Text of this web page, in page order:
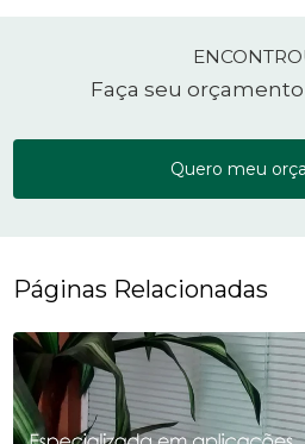
Faça seu
Quero meu
Páginas Relacionadas